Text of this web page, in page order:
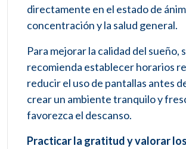
directamente en el estado de
concentración y la salud general.
Para mejorar la calidad del sueño,
recomienda establecer horarios
reducir el uso de pantallas antes
crear un ambiente tranquilo y
favorezca el descanso.
Practicar la gratitud y valorar